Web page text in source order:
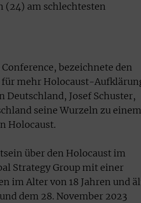
(24) am schlechtesten
bezeichnete den
für mehr Holocaust-
Deutschland, Josef Schuster,
seine Wurzeln zu einem
Holocaust.
über den Holocaust im
Strategy Group mit einer
im Alter von 18 Jahren und
dem 28. November 2023